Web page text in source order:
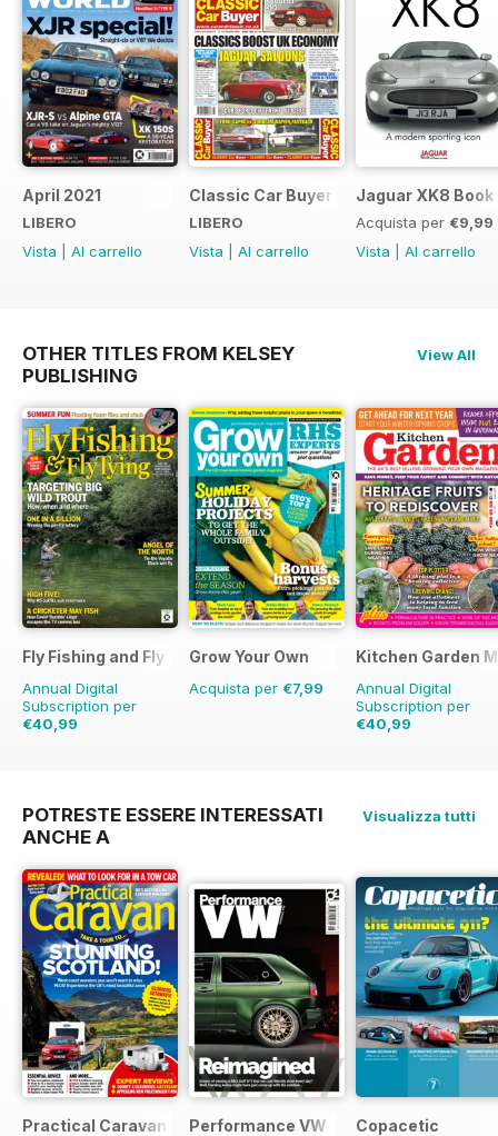
April 2021
LIBERO
Vista
Al carrello
Classic Car Buyer Free Issue
LIBERO
Vista
Al carrello
Jaguar XK8 Book
Acquista per €9,99
Vista
Al carrello
OTHER TITLES FROM KELSEY
PUBLISHING
View All
Fly Fishing and Fly Tying
Annual Digital
Subscription per
€40,99
Grow Your Own
Acquista per €7,99
Kitchen Garden
Annual Digital
Subscription per
€40,99
POTRESTE ESSERE INTERESSATI
ANCHE A
Visualizza tutti
Practical Caravan Performance VW Copacetic